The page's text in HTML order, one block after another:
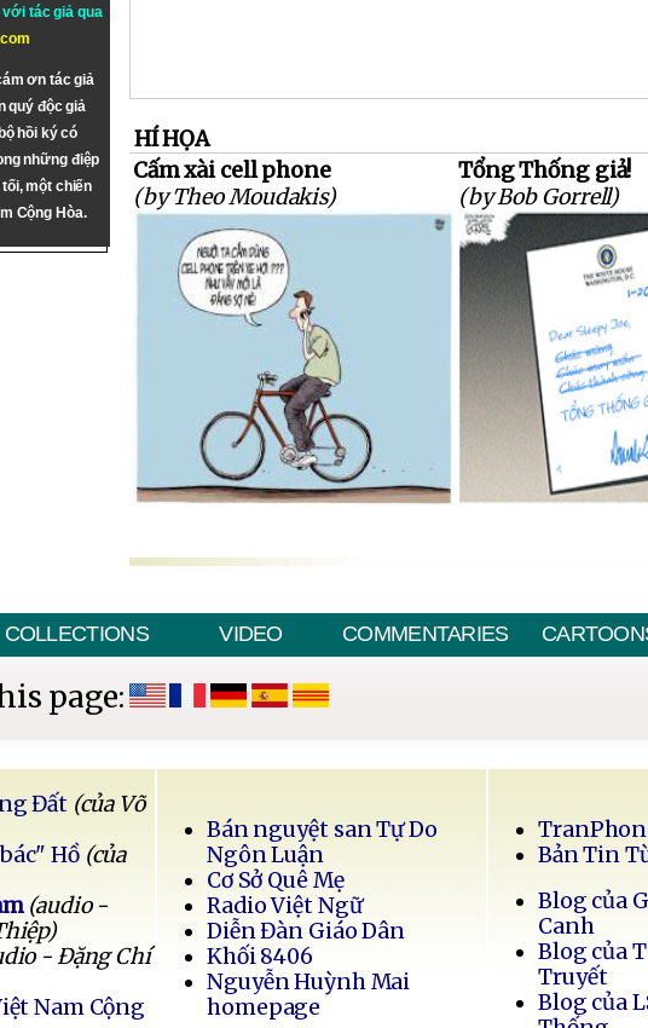
với tác giả qua
ơn tác giả
quý độc giả
hồi ký có
những điệp
một chiến
Cộng Hòa.
HÍ HỌA
Cấm xài cell phone
(by Theo Moudakis)
Tổng Thống giả!
(by Bob Gorrell)
COLLECTIONS VIDEO COMMENTARIES
page:
Đất (của Võ
Hồ (của
(audio -
- Đặng Chí
Nam Cộng
Bán nguyệt san Tự Do
Ngôn Luận
Cơ Sở Quê Mẹ
Radio Việt Ngữ
Diễn Đàn Giáo Dân
Khối 8406
Nguyễn Huỳnh Mai
homepage
Bản Tin
Blog của
Canh
Blog của
Truyết
Blog của